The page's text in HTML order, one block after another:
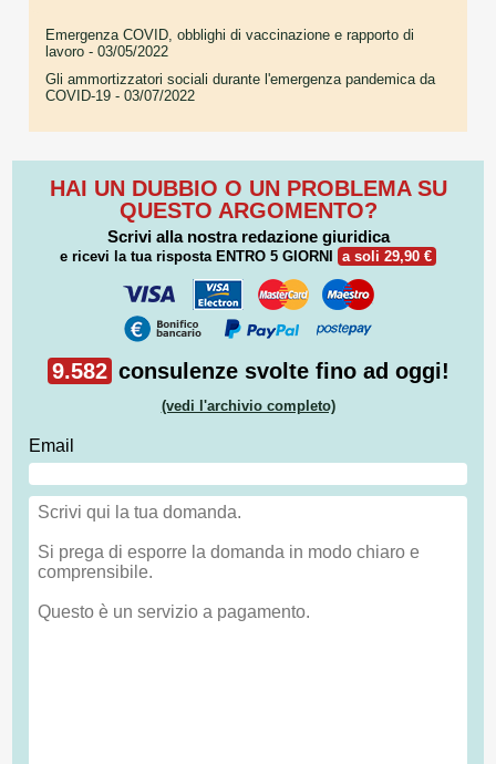
Emergenza COVID, obblighi di vaccinazione e rapporto di
lavoro - 03/05/2022
Gli ammortizzatori sociali durante l'emergenza pandemica da
COVID-19 - 03/07/2022
HAI UN DUBBIO O UN PROBLEMA SU
QUESTO ARGOMENTO?
Scrivi alla nostra redazione giuridica
e ricevi la tua risposta ENTRO 5 GIORNI a soli 29,90 €
9.582 consulenze svolte fino ad oggi!
(vedi l'archivio completo)
Email